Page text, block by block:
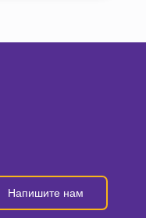
Напишите нам